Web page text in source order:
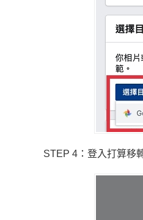
STEP 4：登入打算移